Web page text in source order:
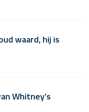
waard, hij is
Whitney’s